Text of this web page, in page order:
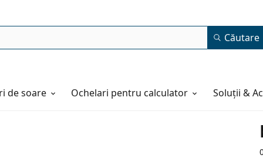
Căutare
de soare Ochelari pentru calculator Soluții &